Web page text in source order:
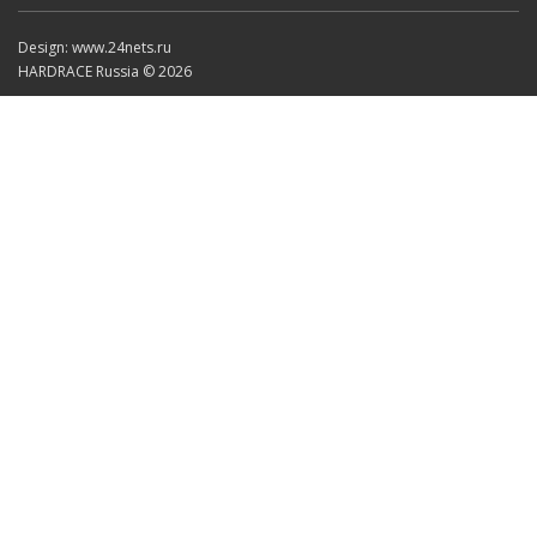
Design: www.24nets.ru
HARDRACE Russia © 2026